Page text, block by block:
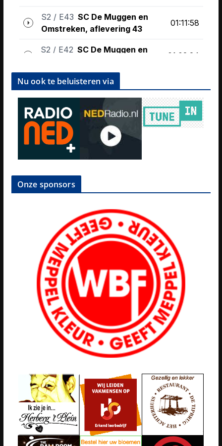
Nu ook te beluisteren via
Onze sponsors